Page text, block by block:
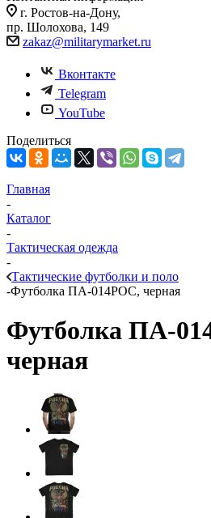
г. Ростов-на-Дону,
пр. Шолохова, 149
zakaz@militarymarket.ru
Вконтакте
Telegram
YouTube
Поделиться
Главная
-
Каталог
-
Тактическая одежда
-
Тактические футболки и поло
-Футболка ПА-014РОС, черная
Футболка ПА-
черная